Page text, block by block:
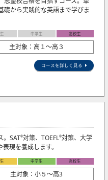
礎から実践的な英語まで学びま
中学生 高校生
主対象：高１～高３
コースを詳しく見る
。SAT®対策、TOEFL®対策、大学
現を養成します。
中学生 高校生
主対象：小５〜高3